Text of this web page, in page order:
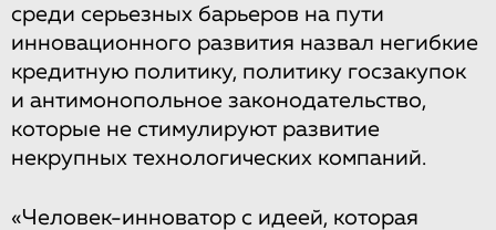
среди серьезных барьеров на пути
инновационного развития назвал негибкие
кредитную политику, политику госзакупок
и антимонопольное законодательство,
которые не стимулируют развитие
некрупных технологических компаний.
«Человек-инноватор с идеей, которая